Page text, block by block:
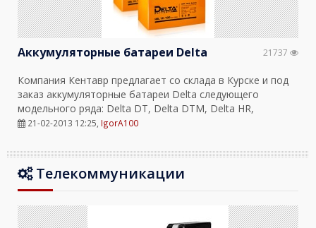
Аккумуляторные батареи Delta 21737
Компания Кентавр предлагает со склада в Курске и под
заказ аккумуляторные батареи Delta следующего
модельного ряда: Delta DT, Delta DTM, Delta HR,
21-02-2013 12:25 IgorA100
Телекоммуникации